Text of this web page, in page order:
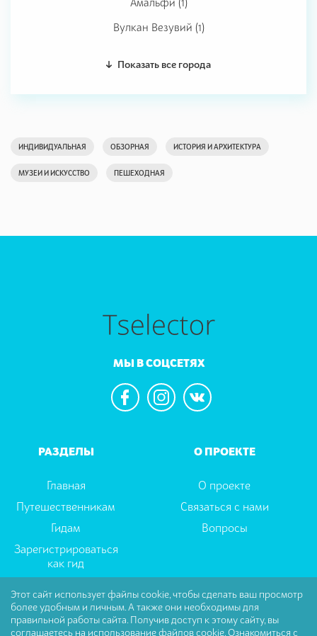
Вулкан Везувий (1)
Показать все города
ИНДИВИДУАЛЬНАЯ ОБЗОРНАЯ ИСТОРИЯ И АРХИТЕКТУРА
МУЗЕИ И ИСКУССТВО ПЕШЕХОДНАЯ
РАЗДЕЛЫ
Главная
Путешественникам
Гидам
Зарегистрироваться
как гид
О ПРОЕКТЕ
О проекте
Связаться с нами
Вопросы
МЫ В СОЦСЕТЯХ
Пользовательское соглашение
Политика
Конфиденциальности
Этот сайт использует файлы cookie, чтобы сделать ваш просмотр
более удобным и личным. А также они необходимы для
правильной работы сайта. Получив доступ к этому сайту, вы
соглашаетесь на использование файлов cookie. Ознакомиться с